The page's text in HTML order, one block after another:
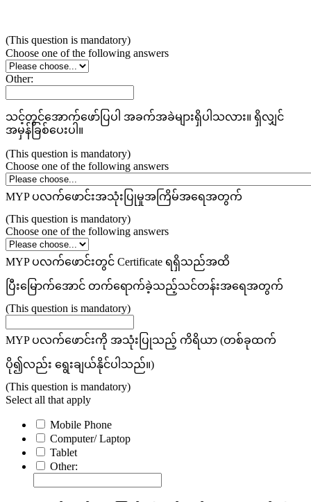
(This question is mandatory)
Choose one of the following answers
Other:
သင့်တွင်အောက်ဖော်ပြပါ အခက်အခဲများရှိပါသလား။ ရှိလျှင်
အမှန်ခြစ်ပေးပါ။
(This question is mandatory)
Choose one of the following answers
MYP ပလက်ဖောင်းအသုံးပြုမှုအကြိမ်အရေအတွက်
(This question is mandatory)
Choose one of the following answers
MYP ပလက်ဖောင်းတွင် Certificate ရရှိသည်အထိ
ပြီးမြောက်အောင် တက်‌ရောက်ခဲ့သည့်သင်တန်းအရေအတွက်
(This question is mandatory)
MYP ပလက်ဖောင်းကို အသုံးပြုသည့် ကိရိယာ (တစ်ခုထက်
ပို၍လည်း ရွေးချယ်နိုင်ပါသည်။)
(This question is mandatory)
Select all that apply
Mobile Phone
Computer/ Laptop
Tablet
Other: